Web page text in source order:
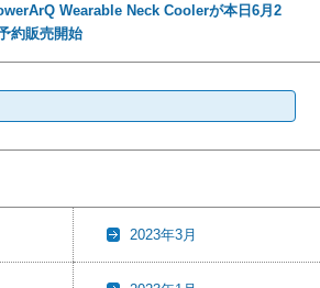
Wearable Neck Coolerが本日6月2
約販売開始
2023年3月